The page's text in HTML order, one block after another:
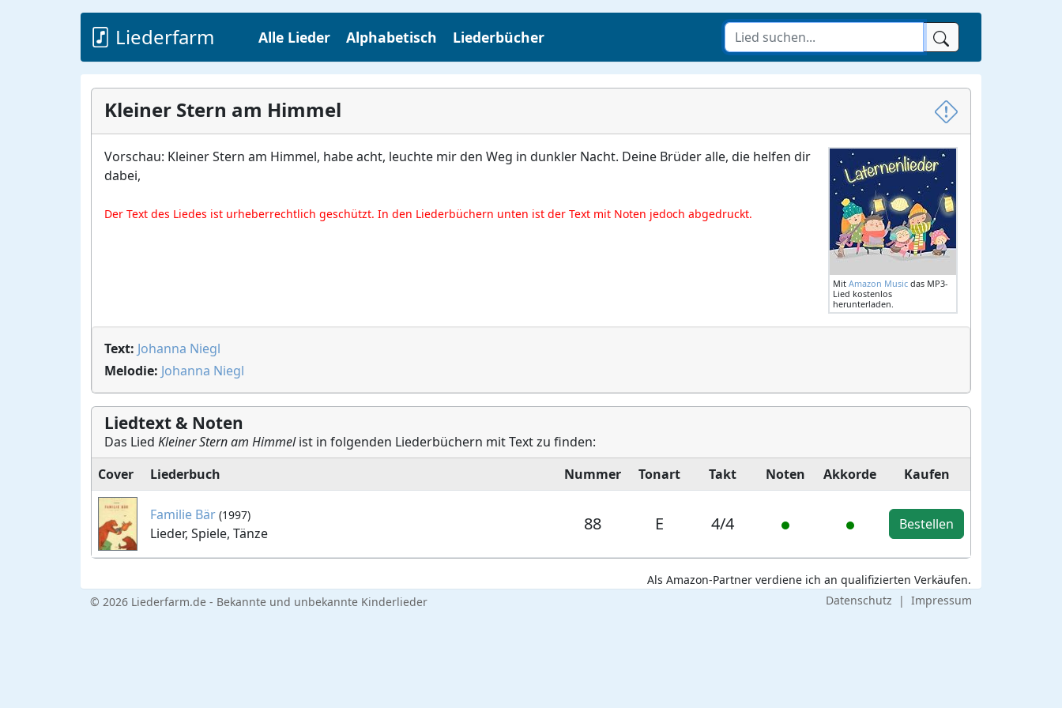
Liederfarm Alle Lieder Alphabetisch Liederbücher
Kleiner Stern am Himmel
Mit Amazon Music das MP3-
Lied kostenlos
herunterladen.
Vorschau: Kleiner Stern am Himmel, habe acht, leuchte mir den Weg in dunkler Nacht. Deine Brüder alle, die helfen dir
dabei,
Der Text des Liedes ist urheberrechtlich geschützt. In den Liederbüchern unten ist der Text mit Noten jedoch abgedruckt.
Text: Johanna Niegl
Melodie: Johanna Niegl
Liedtext & Noten
Das Lied Kleiner Stern am Himmelist in folgenden Liederbüchern mit Text zu finden:
Cover
Liederbuch Nummer Tonart Takt Noten Akkorde Kaufen
Familie Bär (1997)
Lieder, Spiele, Tänze 88 E 4/4 Bestellen
Als Amazon-Partner verdiene ich an qualifizierten Verkäufen.
© 2026 Liederfarm.de - Bekannte und unbekannte Kinderlieder
Datenschutz | Impressum